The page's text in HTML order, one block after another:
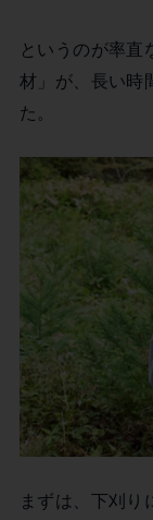
というのが率直
材」が、長い時
た。
まずは、下刈